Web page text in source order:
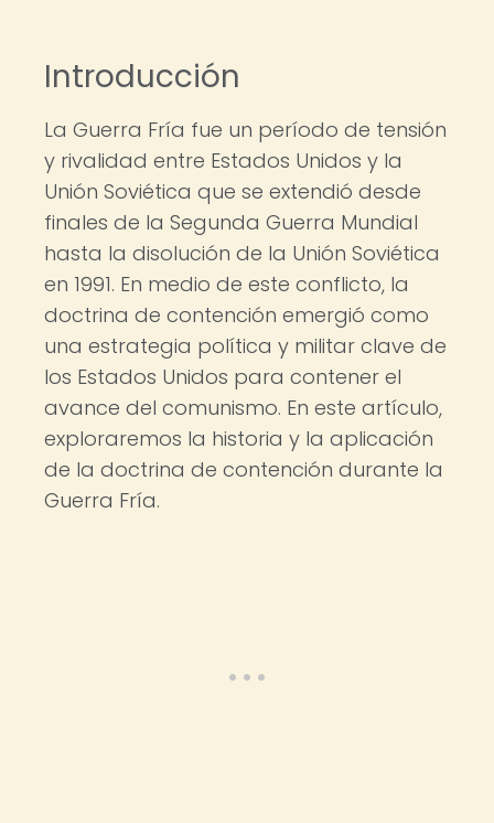
Introducción
La Guerra Fría fue un período de tensión
y rivalidad entre Estados Unidos y la
Unión Soviética que se extendió desde
finales de la Segunda Guerra Mundial
hasta la disolución de la Unión Soviética
en 1991. En medio de este conflicto, la
doctrina de contención emergió como
una estrategia política y militar clave de
los Estados Unidos para contener el
avance del comunismo. En este artículo,
exploraremos la historia y la aplicación
de la doctrina de contención durante la
Guerra Fría.